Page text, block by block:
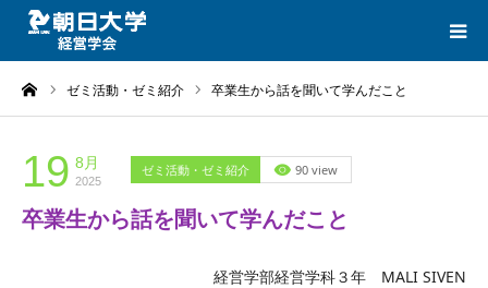
ゼミ活動・ゼミ紹介 卒業生から話を聞いて学んだこと
19 8月
2025
ゼミ活動・ゼミ紹介 90 view
卒業生から話を聞いて学んだこと
経営学部経営学科３年 MALI SIVEN
HOME
CATEGORIES
LINK